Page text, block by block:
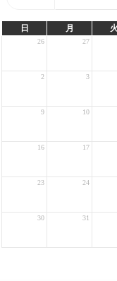
日 月 火
26 27
2 3
9 10
16 17
23 24
30 31